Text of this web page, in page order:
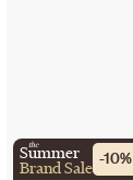
the
Summer
Brand Sale -10%